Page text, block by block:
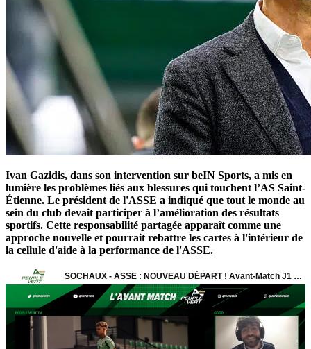
Ivan Gazidis, dans son intervention sur beIN Sports, a mis en
lumière les problèmes liés aux blessures qui touchent l’AS Saint-
Étienne. Le président de l'ASSE a indiqué que tout le monde au
sein du club devait participer à l’amélioration des résultats
sportifs. Cette responsabilité partagée apparaît comme une
approche nouvelle et pourrait rebattre les cartes à l'intérieur de
la cellule d'aide à la performance de l'ASSE.